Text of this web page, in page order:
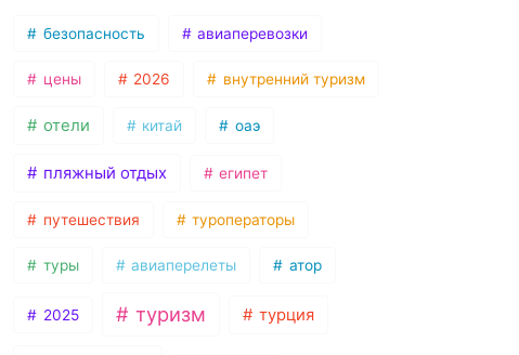
безопасность авиаперевозки
цены 2026 внутренний туризм
отели китай оаэ
пляжный отдых египет
путешествия туроператоры
туры авиаперелеты атор
2025 туризм турция